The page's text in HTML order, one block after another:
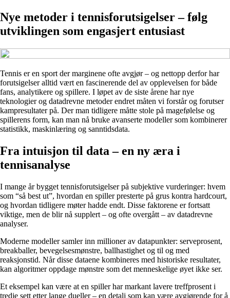
Nye metoder i tennisforutsigelser – følg
utviklingen som engasjert entusiast
Tennis er en sport der marginene ofte avgjør – og nettopp derfor har
forutsigelser alltid vært en fascinerende del av opplevelsen for både
fans, analytikere og spillere. I løpet av de siste årene har nye
teknologier og datadrevne metoder endret måten vi forstår og forutser
kampresultater på. Der man tidligere måtte stole på magefølelse og
spillerens form, kan man nå bruke avanserte modeller som kombinerer
statistikk, maskinlæring og sanntidsdata.
Fra intuisjon til data – en ny æra i
tennisanalyse
I mange år bygget tennisforutsigelser på subjektive vurderinger: hvem
som “så best ut”, hvordan en spiller presterte på grus kontra hardcourt,
og hvordan tidligere møter hadde endt. Disse faktorene er fortsatt
viktige, men de blir nå supplert – og ofte overgått – av datadrevne
analyser.
Moderne modeller samler inn millioner av datapunkter: serveprosent,
breakballer, bevegelsesmønstre, ballhastighet og til og med
reaksjonstid. Når disse dataene kombineres med historiske resultater,
kan algoritmer oppdage mønstre som det menneskelige øyet ikke ser.
Et eksempel kan være at en spiller har markant lavere treffprosent i
tredje sett etter lange dueller – en detalj som kan være avgjørende for å